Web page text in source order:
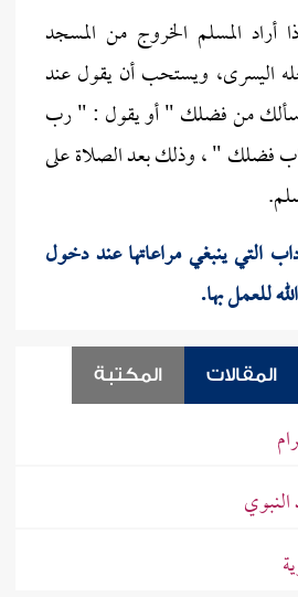
أراد المسلم الخروج من المسجد
اليسرى، ويستحب أن يقول عند
أسألك من فضلك " أو يقول : " رب
فضلك " ، وذلك بعد الصلاة على
التي ينبغي مراعاتها عند دخول
للعمل بها.
المقالات المكتبة